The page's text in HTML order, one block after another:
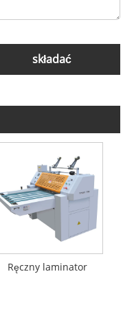
składać
Ręczny laminator